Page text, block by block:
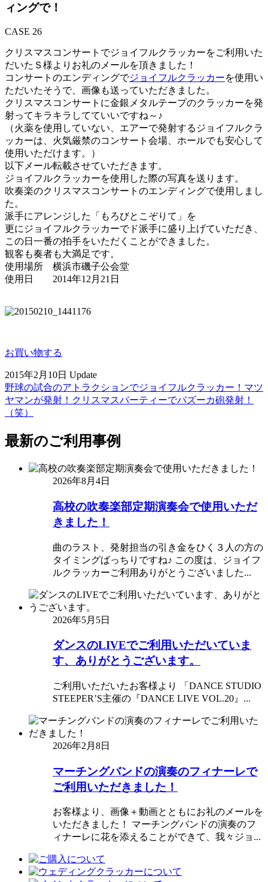
ィングで！
CASE 26
クリスマスコンサートでジョイフルクラッカーをご利用いた
だいたＳ様よりお礼のメールを頂きました！
コンサートのエンディングでジョイフルクラッカーを使用い
ただいたそうで、画像も送っていただきました。
クリスマスコンサートに金銀メタルテープのクラッカーを発
射ってキラキラしてていいですね～♪
（火薬を使用していない、エアーで発射するジョイフルクラ
ッカーは、火気厳禁のコンサート会場、ホールでも安心して
使用いただけます。）
以下メール転載させていただきます。
ジョイフルクラッカーを使用した際の写真を送ります。
吹奏楽のクリスマスコンサートのエンディングで使用しまし
た。
派手にアレンジした「もろびとこぞりて」を
更にジョイフルクラッカーでド派手に盛り上げていただき、
この日一番の拍手をいただくことができました。
観客も奏者も大満足です。
使用場所 横浜市磯子公会堂
使用日 2014年12月21日
お買い物する
2015年2月10日 Update
野球の試合のアトラクションでジョイフルクラッカー！マツ
ヤマンが発射！ クリスマスパーティーでバズーカ砲発射！
（笑）
最新のご利用事例
2026年8月4日
高校の吹奏楽部定期演奏会で使用いただ
きました！
曲のラスト、発射担当の引き金をひく３人の方の
タイミングばっちりですね♪ この度は、ジョイフ
ルクラッカーご利用ありがとうございました...
2026年5月5日
ダンスのLIVEでご利用いただいていま
す、ありがとうございます。
ご利用いただいたお客様より 「DANCE STUDIO
STEEPER’S主催の『DANCE LIVE VOL.20』...
2026年2月8日
マーチングバンドの演奏のフィナーレで
ご利用いただきました！
お客様より、画像＋動画とともにお礼のメールを
いただきました！ マーチングバンドの演奏のフ
ィナーレに花を添えることができて、我々ジョ...